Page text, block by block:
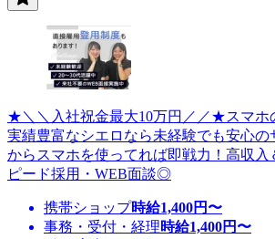
★＼＼入社祝金最大10万円／／★スマホ
実績豊富なシエロなら未経験でも安心
からスマホを使ってれば即戦力！高収入
ピード採用・WEB面談◎
携帯ショップ時給1,400円〜
事務・受付・経理時給1,400円〜